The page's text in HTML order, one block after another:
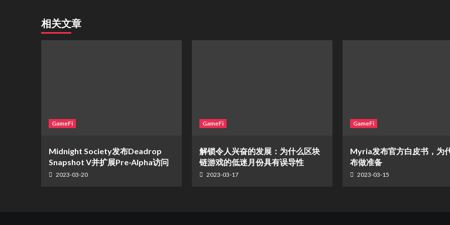
相关文章
GameFi
Midnight Society发布Deadrop
Snapshot V并扩展Pre-Alpha访问
2023-03-20
GameFi
解锁令人兴奋的发展：为什么区块
链游戏的低迷月份具有误导性
2023-03-17
GameFi
Myria发布官方白皮书，为
布做准备
2023-03-15